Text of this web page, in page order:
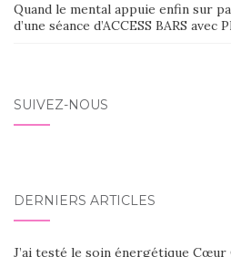
Quand le mental appuie enfin sur
d’une séance d’ACCESS BARS avec
SUIVEZ-NOUS
DERNIERS ARTICLES
J’ai testé le soin énergétique